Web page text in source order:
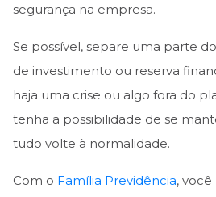
segurança na empresa.
Se possível, separe uma parte
de investimento ou reserva
haja uma crise ou algo fora do
tenha a possibilidade de se
tudo volte à normalidade.
Com o Família Previdência, você